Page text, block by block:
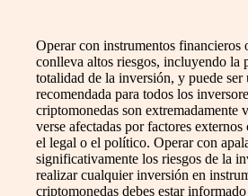
Operar con instrumentos financieros
conlleva altos riesgos, incluyendo la
totalidad de la inversión, y puede ser
recomendada para todos los
criptomonedas son extremadamente
verse afectadas por factores
el legal o el político. Operar con
significativamente los riesgos de la
realizar cualquier inversión en
criptomonedas debes estar